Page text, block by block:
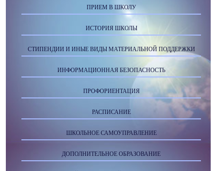
ПРИЕМ В ШКОЛУ
ИСТОРИЯ ШКОЛЫ
СТИПЕНДИИ И ИНЫЕ ВИДЫ МАТЕРИАЛЬНОЙ ПОДДЕРЖКИ
ИНФОРМАЦИОННАЯ БЕЗОПАСНОСТЬ
ПРОФОРИЕНТАЦИЯ
РАСПИСАНИЕ
ШКОЛЬНОЕ САМОУПРАВЛЕНИЕ
ДОПОЛНИТЕЛЬНОЕ ОБРАЗОВАНИЕ